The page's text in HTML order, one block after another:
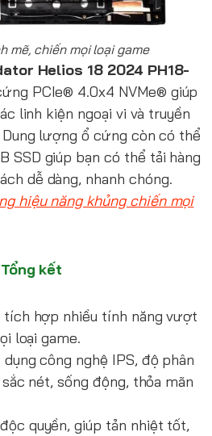
mẽ, chiến mọi loại game
Helios 18 2024 PH18-
PCIe® 4.0x4 NVMe® giúp
linh kiện ngoại vi và truyền
lượng ổ cứng còn có thể
SSD giúp bạn có thể tải hàng
dễ dàng, nhanh chóng.
hiệu năng khủng chiến mọi
Tổng kết
tích hợp nhiều tính năng vượt
loại game.
công nghệ IPS, độ phân
nét, sống động, thỏa mãn
quyền, giúp tản nhiệt tốt,